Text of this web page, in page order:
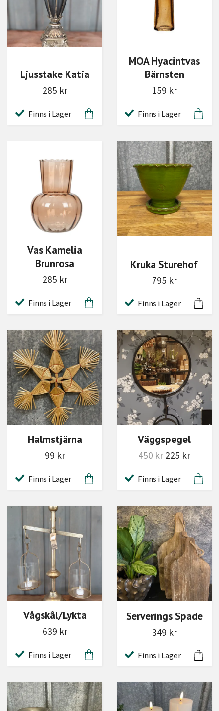
Ljusstake Katia
285 kr
Finns i Lager
MOA Hyacintvas
Bärnsten
159 kr
Finns i Lager
Vas Kamelia
Brunrosa
285 kr
Finns i Lager
Kruka Sturehof
795 kr
Finns i Lager
Halmstjärna
99 kr
Finns i Lager
Väggspegel
450 kr 225 kr
Finns i Lager
Vågskål/Lykta
639 kr
Finns i Lager
Serverings Spade
349 kr
Finns i Lager